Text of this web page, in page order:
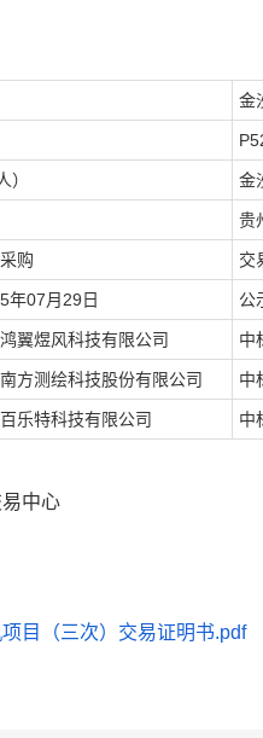
金
金
贵
购 交
年07月29日 公
翼煜风科技有限公司 中
方测绘科技股份有限公司 中
乐特科技有限公司 中
中心
目（三次）交易证明书.pdf